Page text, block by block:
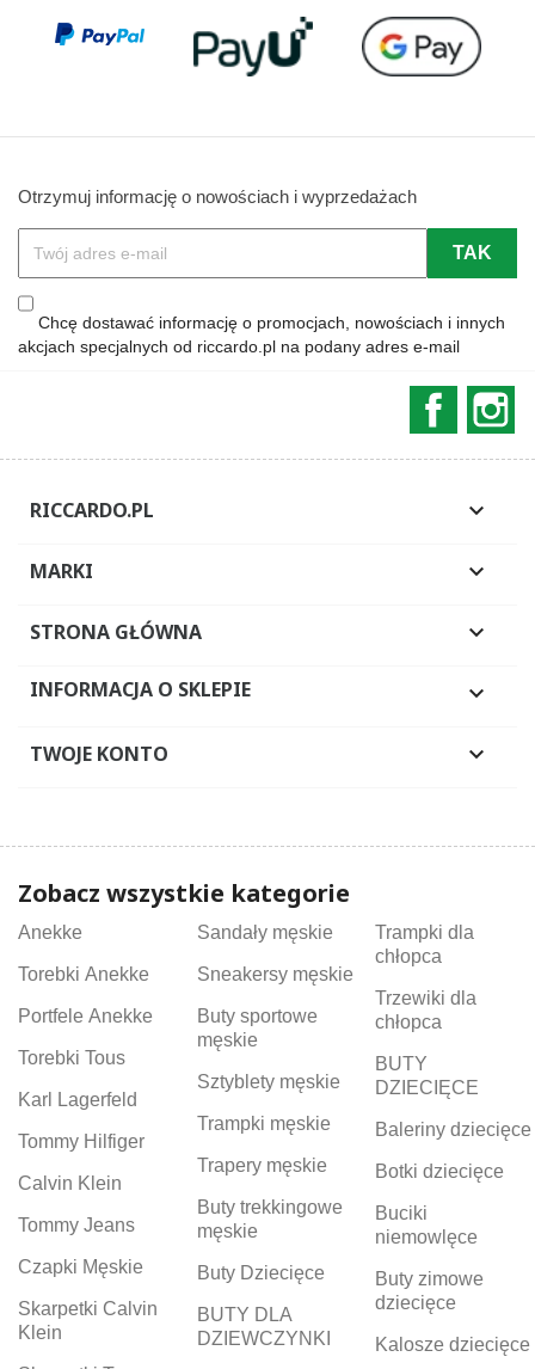
Otrzymuj informację o nowościach i wyprzedażach
Chcę dostawać informację o promocjach, nowościach i innych
akcjach specjalnych od riccardo.pl na podany adres e-mail
RICCARDO.PL 
MARKI 
STRONA GŁÓWNA 
INFORMACJA O SKLEPIE 
TWOJE KONTO 
Zobacz wszystkie kategorie
Anekke
Torebki Anekke
Portfele Anekke
Torebki Tous
Karl Lagerfeld
Tommy Hilfiger
Calvin Klein
Tommy Jeans
Czapki Męskie
Skarpetki Calvin
Klein
Sandały męskie
Sneakersy męskie
Buty sportowe
męskie
Sztyblety męskie
Trampki męskie
Trapery męskie
Buty trekkingowe
męskie
Buty Dziecięce
BUTY DLA
DZIEWCZYNKI
Trampki dla
chłopca
Trzewiki dla
chłopca
BUTY
DZIECIĘCE
Baleriny dziecięce
Botki dziecięce
Buciki
niemowlęce
Buty zimowe
dziecięce
Kalosze dziecięce